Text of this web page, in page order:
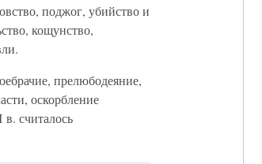
поджог, убийство и
кощунство,
прелюбодеяние,
оскорбление
считалось